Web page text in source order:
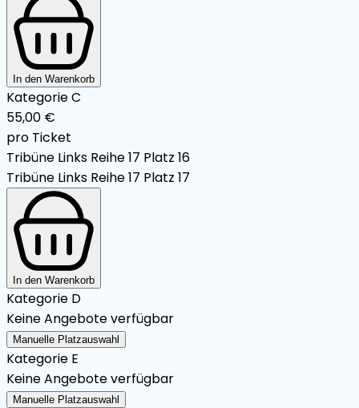
In den Warenkorb
Kategorie C
55,00 €
pro Ticket
Tribüne Links Reihe 17 Platz 16
Tribüne Links Reihe 17 Platz 17
In den Warenkorb
Kategorie D
Keine Angebote verfügbar
Manuelle Platzauswahl
Kategorie E
Keine Angebote verfügbar
Manuelle Platzauswahl